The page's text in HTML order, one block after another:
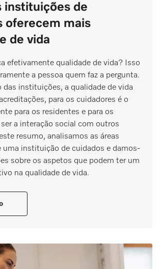
instituições de
oferecem mais
de vida
efetivamente qualidade de vida? Isso
a pessoa quem faz a pergunta.
das instituições, a qualidade de vida
para os cuidadores é o
para os residentes e para os
a interação social com outros
resumo, analisamos as áreas
uma instituição de cuidados e damos-
sobre os aspetos que podem ter um
na qualidade de vida.